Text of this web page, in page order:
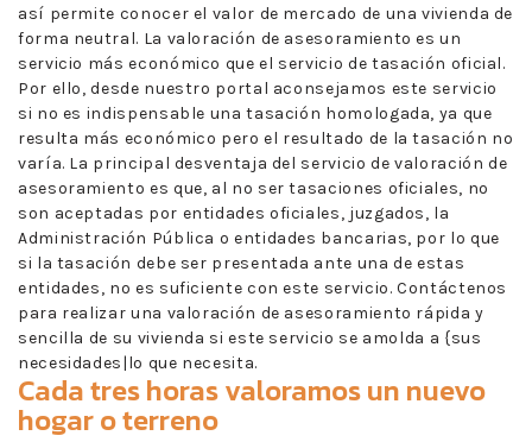
así permite conocer el valor de mercado de una vivienda de
forma neutral. La valoración de asesoramiento es un
servicio más económico que el servicio de tasación oficial.
Por ello, desde nuestro portal aconsejamos este servicio
si no es indispensable una tasación homologada, ya que
resulta más económico pero el resultado de la tasación no
varía. La principal desventaja del servicio de valoración de
asesoramiento es que, al no ser tasaciones oficiales, no
son aceptadas por entidades oficiales, juzgados, la
Administración Pública o entidades bancarias, por lo que
si la tasación debe ser presentada ante una de estas
entidades, no es suficiente con este servicio. Contáctenos
para realizar una valoración de asesoramiento rápida y
sencilla de su vivienda si este servicio se amolda a {sus
necesidades|lo que necesita.
Cada tres horas valoramos un nuevo
hogar o terreno